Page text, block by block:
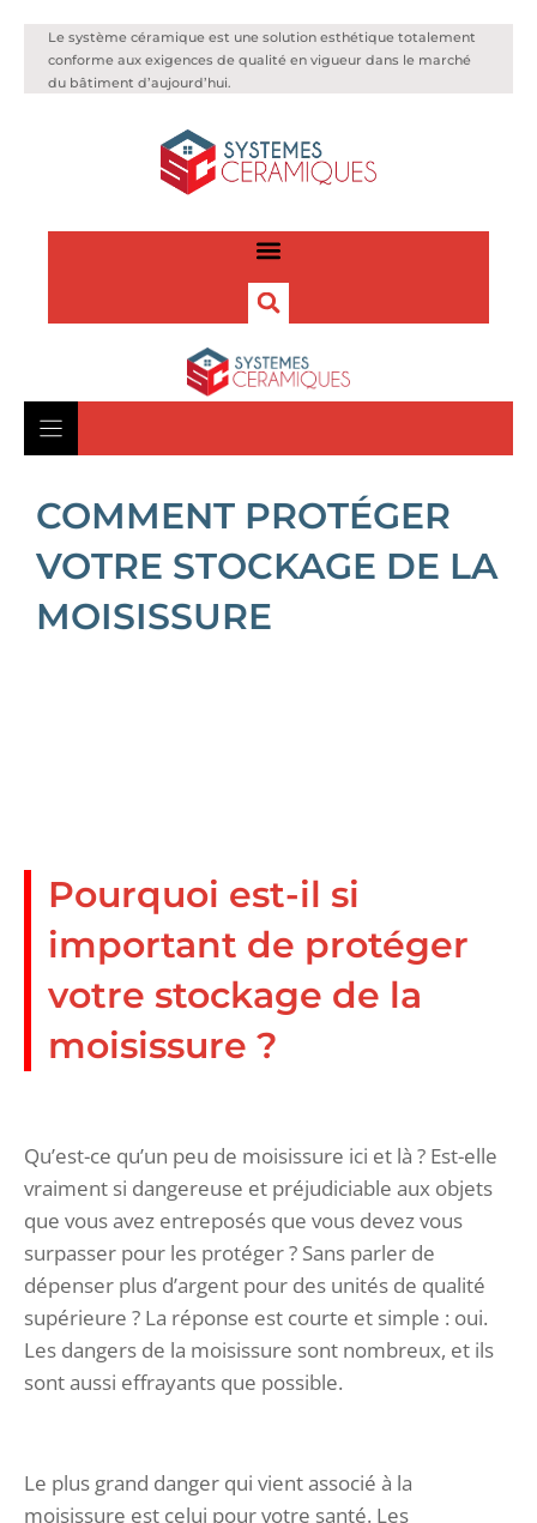
Le système céramique est une solution esthétique totalement
conforme aux exigences de qualité en vigueur dans le marché
du bâtiment d’aujourd’hui.
COMMENT PROTÉGER
VOTRE STOCKAGE DE LA
MOISISSURE
Pourquoi est-il si
important de protéger
votre stockage de la
moisissure ?
Qu’est-ce qu’un peu de moisissure ici et là ? Est-elle
vraiment si dangereuse et préjudiciable aux objets
que vous avez entreposés que vous devez vous
surpasser pour les protéger ? Sans parler de
dépenser plus d’argent pour des unités de qualité
supérieure ? La réponse est courte et simple : oui.
Les dangers de la moisissure sont nombreux, et ils
sont aussi effrayants que possible.
Le plus grand danger qui vient associé à la
moisissure est celui pour votre santé. Les